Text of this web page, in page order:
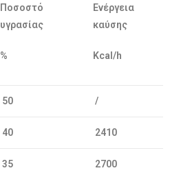
Ποσοστό
υγρασίας
%
Ενέργεια
καύσης
Kcal/h
50 /
40 2410
35 2700